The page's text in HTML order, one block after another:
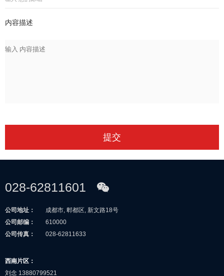
内容描述
提交
028-62811601
公司地址：
成都市, 郫都区, 新文路18号
公司邮编：
610000
公司传真：
028-62811633
西南片区：
刘念 13880799521